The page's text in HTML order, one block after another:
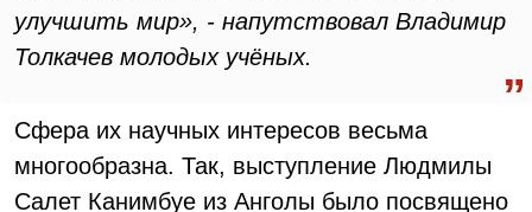
улучшить мир», - напутствовал Владимир
Толкачев молодых учёных.
Сфера их научных интересов весьма
многообразна. Так, выступление Людмилы
Салет Канимбуе из Анголы было посвящено